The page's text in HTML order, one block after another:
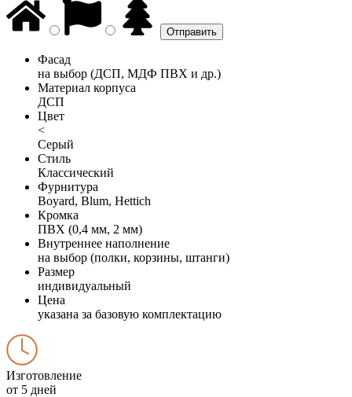
Фасад
на выбор (ДСП, МДФ ПВХ и др.)
Материал корпуса
ДСП
Цвет
<
Серый
Стиль
Классический
Фурнитура
Boyard, Blum, Hettich
Кромка
ПВХ (0,4 мм, 2 мм)
Внутреннее наполнение
на выбор (полки, корзины, штанги)
Размер
индивидуальный
Цена
указана за базовую комплектацию
Изготовление
от 5 дней